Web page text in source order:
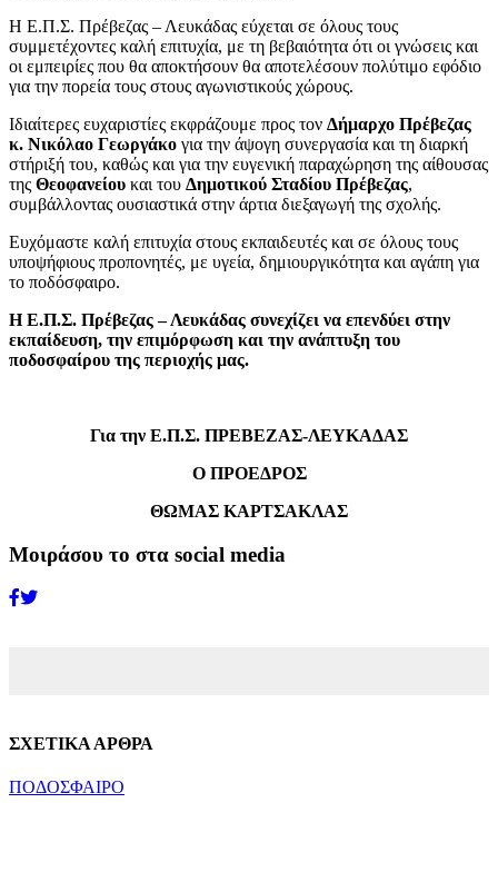
Η Ε.Π.Σ. Πρέβεζας – Λευκάδας εύχεται σε όλους τους
συμμετέχοντες καλή επιτυχία, με τη βεβαιότητα ότι οι γνώσεις και
οι εμπειρίες που θα αποκτήσουν θα αποτελέσουν πολύτιμο εφόδιο
για την πορεία τους στους αγωνιστικούς χώρους.
Ιδιαίτερες ευχαριστίες εκφράζουμε προς τον Δήμαρχο Πρέβεζας
κ. Νικόλαο Γεωργάκο για την άψογη συνεργασία και τη διαρκή
στήριξή του, καθώς και για την ευγενική παραχώρηση της αίθουσας
της Θεοφανείου και του Δημοτικού Σταδίου Πρέβεζας,
συμβάλλοντας ουσιαστικά στην άρτια διεξαγωγή της σχολής.
Ευχόμαστε καλή επιτυχία στους εκπαιδευτές και σε όλους τους
υποψήφιους προπονητές, με υγεία, δημιουργικότητα και αγάπη για
το ποδόσφαιρο.
Η Ε.Π.Σ. Πρέβεζας – Λευκάδας συνεχίζει να επενδύει στην
εκπαίδευση, την επιμόρφωση και την ανάπτυξη του
ποδοσφαίρου της περιοχής μας.
Για την Ε.Π.Σ. ΠΡΕΒΕΖΑΣ-ΛΕΥΚΑΔΑΣ
Ο ΠΡΟΕΔΡΟΣ
ΘΩΜΑΣ ΚΑΡΤΣΑΚΛΑΣ
Μοιράσου το στα social media
ΣΧΕΤΙΚΑ ΑΡΘΡΑ
ΠΟΔΟΣΦΑΙΡΟ